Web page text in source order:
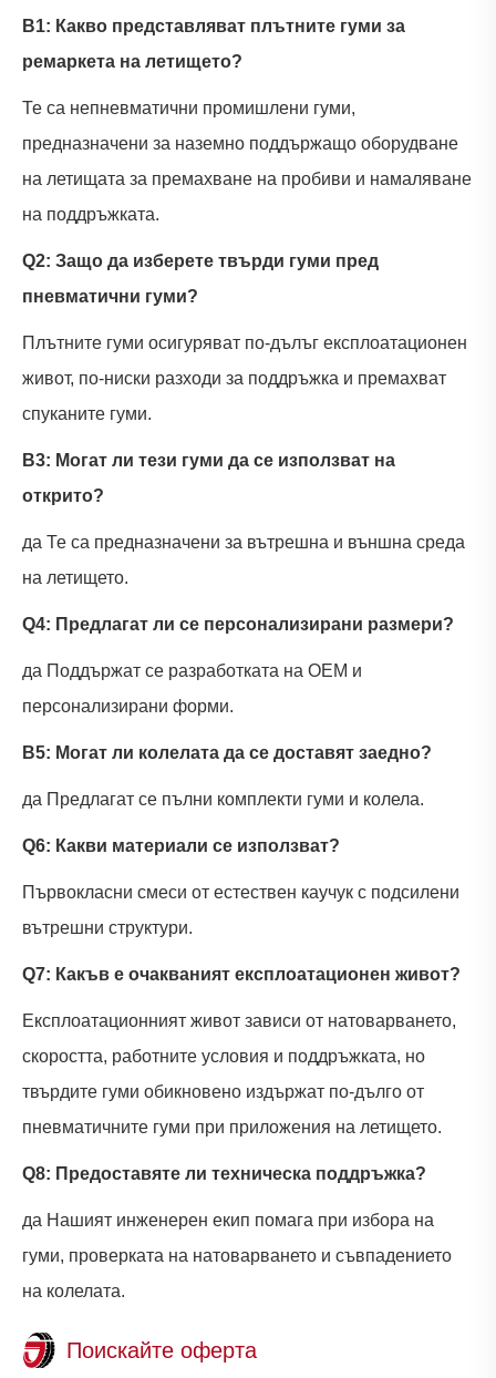
В1: Какво представляват плътните гуми за
ремаркета на летището?
Те са непневматични промишлени гуми,
предназначени за наземно поддържащо оборудване
на летищата за премахване на пробиви и намаляване
на поддръжката.
Q2: Защо да изберете твърди гуми пред
пневматични гуми?
Плътните гуми осигуряват по-дълъг експлоатационен
живот, по-ниски разходи за поддръжка и премахват
спуканите гуми.
В3: Могат ли тези гуми да се използват на
открито?
да Те са предназначени за вътрешна и външна среда
на летището.
Q4: Предлагат ли се персонализирани размери?
да Поддържат се разработката на OEM и
персонализирани форми.
В5: Могат ли колелата да се доставят заедно?
да Предлагат се пълни комплекти гуми и колела.
Q6: Какви материали се използват?
Първокласни смеси от естествен каучук с подсилени
вътрешни структури.
Q7: Какъв е очакваният експлоатационен живот?
Експлоатационният живот зависи от натоварването,
скоростта, работните условия и поддръжката, но
твърдите гуми обикновено издържат по-дълго от
пневматичните гуми при приложения на летището.
Q8: Предоставяте ли техническа поддръжка?
да Нашият инженерен екип помага при избора на
гуми, проверката на натоварването и съвпадението
на колелата.
Поискайте оферта